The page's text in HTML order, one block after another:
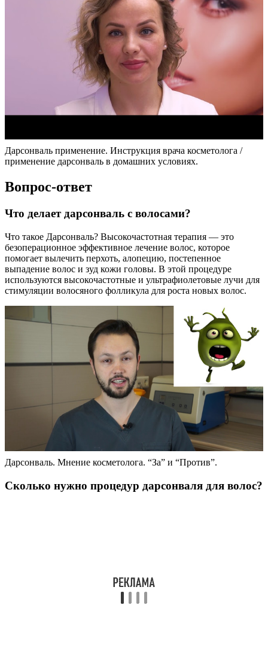
Дарсонваль применение. Инструкция врача косметолога /
применение дарсонваль в домашних условиях.
Вопрос-ответ
Что делает дарсонваль с волосами?
Что такое Дарсонваль? Высокочастотная терапия — это
безоперационное эффективное лечение волос, которое
помогает вылечить перхоть, алопецию, постепенное
выпадение волос и зуд кожи головы. В этой процедуре
используются высокочастотные и ультрафиолетовые лучи для
стимуляции волосяного фолликула для роста новых волос.
Дарсонваль. Мнение косметолога. “За” и “Против”.
Сколько нужно процедур дарсонваля для волос?